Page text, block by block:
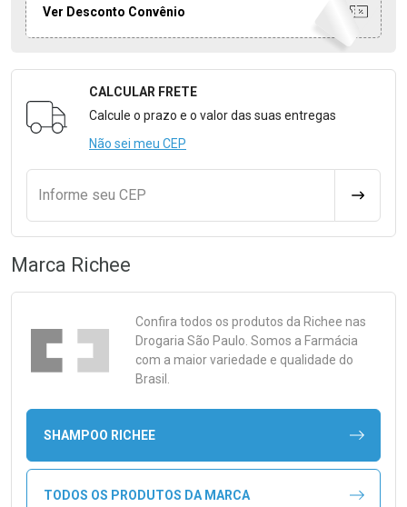
Ver Desconto Convênio
Formulário para Calcular o Frete
CALCULAR FRETE
Calcule o prazo e o valor das suas entregas
Não sei meu CEP
Informe seu CEP
Marca Richee
Confira todos os produtos da Richee nas
Drogaria São Paulo. Somos a Farmácia
com a maior variedade e qualidade do
Brasil.
SHAMPOO RICHEE
TODOS OS PRODUTOS DA MARCA